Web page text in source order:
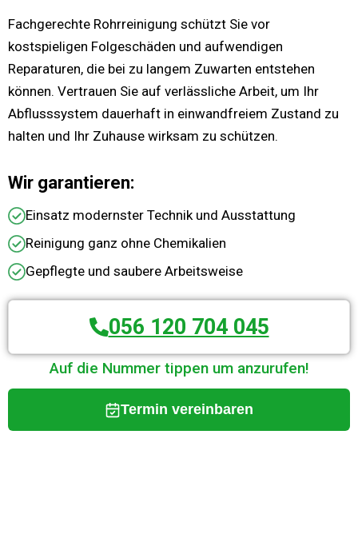
Fachgerechte Rohrreinigung schützt Sie vor
kostspieligen Folgeschäden und aufwendigen
Reparaturen, die bei zu langem Zuwarten entstehen
können. Vertrauen Sie auf verlässliche Arbeit, um Ihr
Abflusssystem dauerhaft in einwandfreiem Zustand zu
halten und Ihr Zuhause wirksam zu schützen.
Wir garantieren:
Einsatz modernster Technik und Ausstattung
Reinigung ganz ohne Chemikalien
Gepflegte und saubere Arbeitsweise
056 120 704 045
Auf die Nummer tippen um anzurufen!
Termin vereinbaren